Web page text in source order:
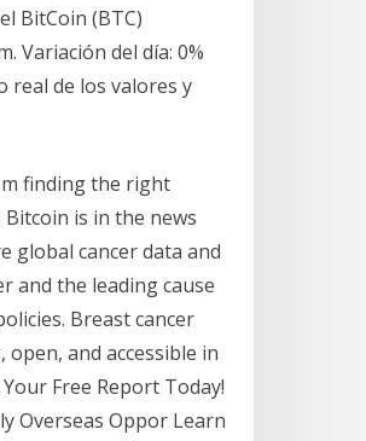
BitCoin (BTC)
Variación del día: 0%
real de los valores y
finding the right
is in the news
global cancer data and
and the leading cause
Breast cancer
and accessible in
Free Report Today!
Overseas Oppor Learn